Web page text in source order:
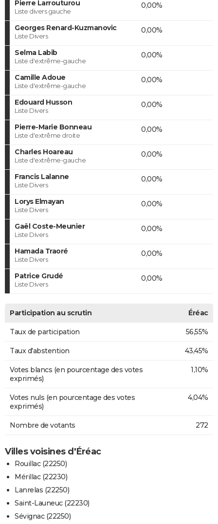
Pierre Larrouturou
Liste divers gauche
0,00%
Georges Renard-Kuzmanovic
Liste Divers
0,00%
Selma Labib
Liste d'extrême-gauche
0,00%
Camille Adoue
Liste d'extrême-gauche
0,00%
Edouard Husson
Liste Divers
0,00%
Pierre-Marie Bonneau
Liste d'extrême droite
0,00%
Charles Hoareau
Liste d'extrême-gauche
0,00%
Francis Lalanne
Liste Divers
0,00%
Lorys Elmayan
Liste Divers
0,00%
Gaël Coste-Meunier
Liste Divers
0,00%
Hamada Traoré
Liste Divers
0,00%
Patrice Grudé
Liste Divers
0,00%
Participation au scrutin Éréac
Taux de participation 56,55%
Taux d'abstention 43,45%
Votes blancs (en pourcentage des votes
exprimés)
1,10%
Votes nuls (en pourcentage des votes
exprimés)
4,04%
Nombre de votants 272
Villes voisines d'Éréac
Rouillac (22250)
Mérillac (22230)
Lanrelas (22250)
Saint-Launeuc (22230)
Sévignac (22250)